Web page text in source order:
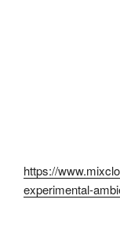
https://
experimental-